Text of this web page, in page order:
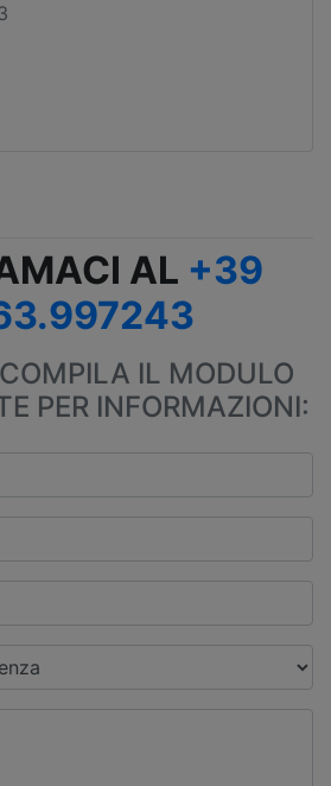
AL +39
IL MODULO
PER INFORMAZIONI: